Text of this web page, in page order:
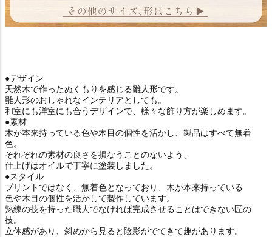
●デザイン
天然木で作ったぬくもりを感じる雛人形です。
雛人形のおしゃれなインテリアとしても。
和室にも洋室にも合うデザインで、様々な飾り方が楽しめます。
●素材
木が本来持っている色や木目の個性を活かし、製品はすべて無着
色。
それぞれの素材の良さを損なうことのないよう、
仕上げはオイルで丁寧に塗装しました。
●スタイル
プリントではなく、無着色となっており、木が本来持っている
色や木目の個性を活かして製作しています。
熟練の技を持った職人でなければ完成させることはできない匠の
技。
立体感があり、斜めから見ると陰影がでてきて趣があります。